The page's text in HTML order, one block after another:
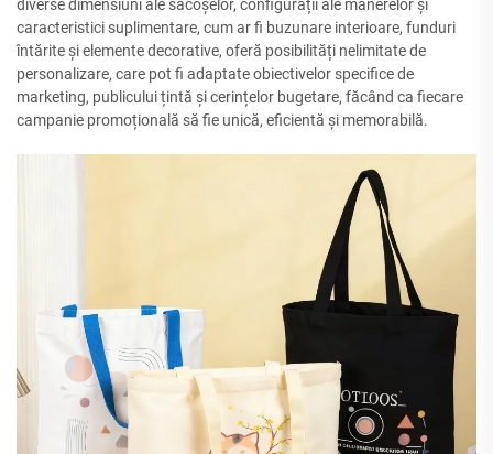
diverse dimensiuni ale sacoșelor, configurații ale manerelor și
caracteristici suplimentare, cum ar fi buzunare interioare, funduri
întărite și elemente decorative, oferă posibilități nelimitate de
personalizare, care pot fi adaptate obiectivelor specifice de
marketing, publicului țintă și cerințelor bugetare, făcând ca fiecare
campanie promoțională să fie unică, eficientă și memorabilă.